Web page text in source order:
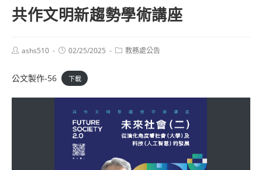
共作文明新趨勢學術講座
Postashs510
Post02/25/2025
Post教務處公告
公文製作-56 下載